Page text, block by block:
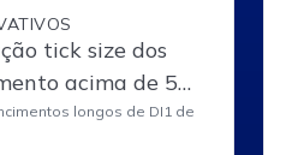
tick size dos
acima de 5
longos de DI1 de